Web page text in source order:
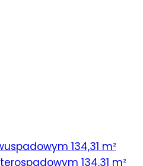
134,31 m²
134,31 m²